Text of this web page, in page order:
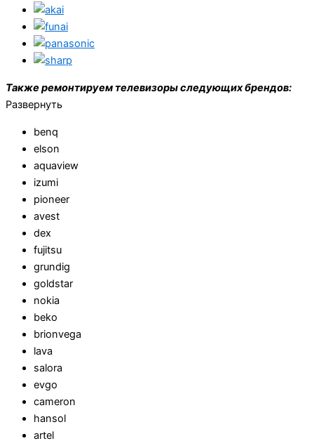
Также ремонтируем телевизоры следующих брендов:
Развернуть
benq
elson
aquaview
izumi
pioneer
avest
dex
fujitsu
grundig
goldstar
nokia
beko
brionvega
lava
salora
evgo
cameron
hansol
artel